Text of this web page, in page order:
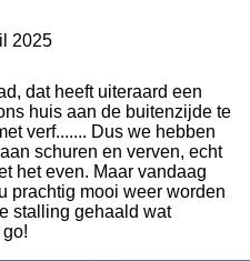
2025
dat heeft uiteraard een
huis aan de buitenzijde te
verf....... Dus we hebben
schuren en verven, echt
het even. Maar vandaag
prachtig mooi weer worden
stalling gehaald wat